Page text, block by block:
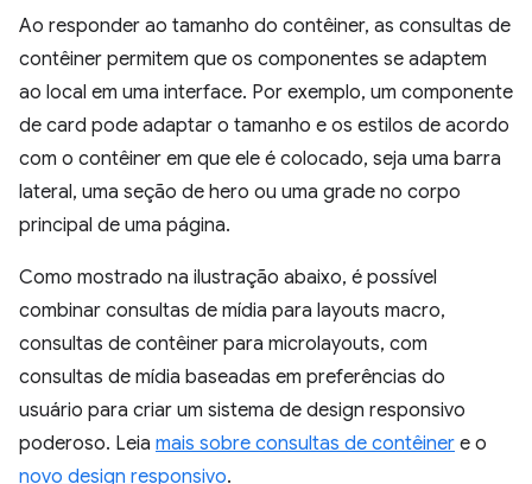
Ao responder ao tamanho do contêiner, as consultas de
contêiner permitem que os componentes se adaptem
ao local em uma interface. Por exemplo, um componente
de card pode adaptar o tamanho e os estilos de acordo
com o contêiner em que ele é colocado, seja uma barra
lateral, uma seção de hero ou uma grade no corpo
principal de uma página.
Como mostrado na ilustração abaixo, é possível
combinar consultas de mídia para layouts macro,
consultas de contêiner para microlayouts, com
consultas de mídia baseadas em preferências do
usuário para criar um sistema de design responsivo
poderoso. Leia mais sobre consultas de contêiner e o
novo design responsivo.